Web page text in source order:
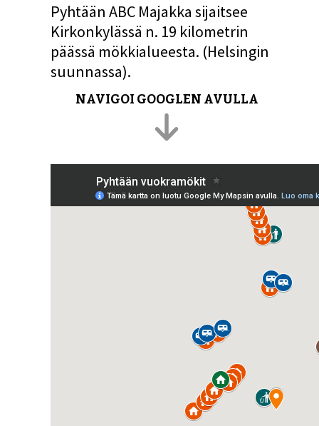
Pyhtään ABC Majakka sijaitsee
Kirkonkylässä n. 19 kilometrin
päässä mökkialueesta. (Helsingin
suunnassa).
NAVIGOI GOOGLEN AVULLA